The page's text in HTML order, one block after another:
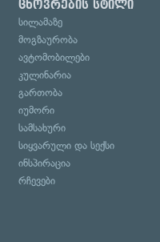
ცხოვრების სტილი
სილამაზე
მოგზაურობა
ავტომობილები
კულინარია
გართობა
იუმორი
სამსახური
სიყვარული და სექსი
ინსპირაცია
რჩევები